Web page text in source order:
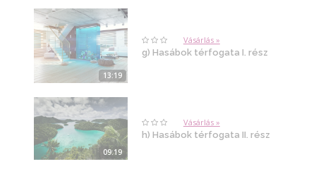
13:19
Vásárlás »
g) Hasábok térfogata I. rész
09:19
Vásárlás »
h) Hasábok térfogata II. rész